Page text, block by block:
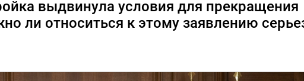
выдвинула условия для прекращения
ли относиться к этому заявлению